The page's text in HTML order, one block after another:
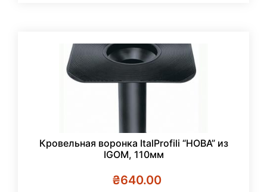
Кровельная воронка ItalProfili “НОВА” из
IGOM, 110мм
₴640.00